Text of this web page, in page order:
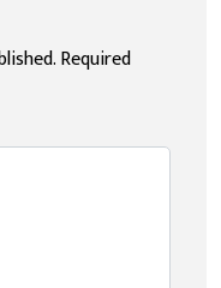
Required